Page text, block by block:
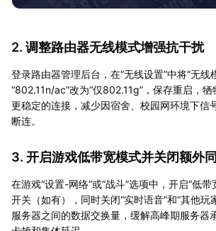
2. 调整路由器无线模式增强抗干扰
登录路由器管理后台，在“无线设置”中将“无线
“802.11n/ac”改为“仅802.11g”，保存重启，
更稳定的连接，减少因宿舍、校园网环境下信
断连。
3. 开启游戏低带宽模式并关闭额外
在游戏“设置-网络”或“战斗”选项中，开启“低带
开关（如有），同时关闭“实时语音”和“其他玩
服务器之间的数据交换量，缓解高峰期服务器